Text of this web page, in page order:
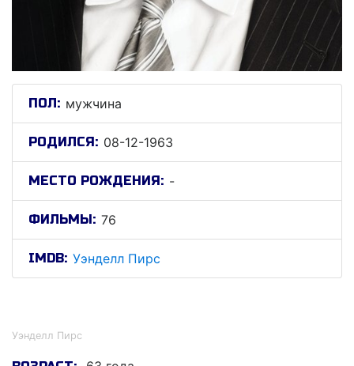
ПОЛ: мужчина
РОДИЛСЯ: 08-12-1963
МЕСТО РОЖДЕНИЯ: -
ФИЛЬМЫ: 76
IMDB: Уэнделл Пирс
Уэнделл Пирс